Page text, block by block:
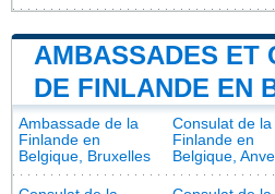
AMBASSADES ET
DE FINLANDE EN
Ambassade de la
Finlande en
Belgique, Bruxelles
Consulat de la
Finlande en
Belgique,